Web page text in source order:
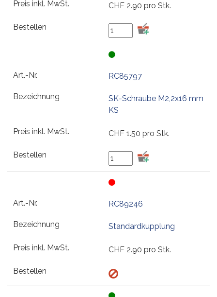
CHF 2.90 pro Stk.
RC85797
SK-Schraube M2,2x16 mm
KS
CHF 1.50 pro Stk.
RC89246
Standardkupplung
CHF 2.90 pro Stk.